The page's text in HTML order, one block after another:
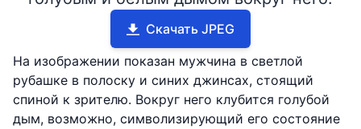
Скачать JPEG
На изображении показан мужчина в светлой
рубашке в полоску и синих джинсах, стоящий
спиной к зрителю. Вокруг него клубится голубой
дым, возможно, символизирующий его состояние